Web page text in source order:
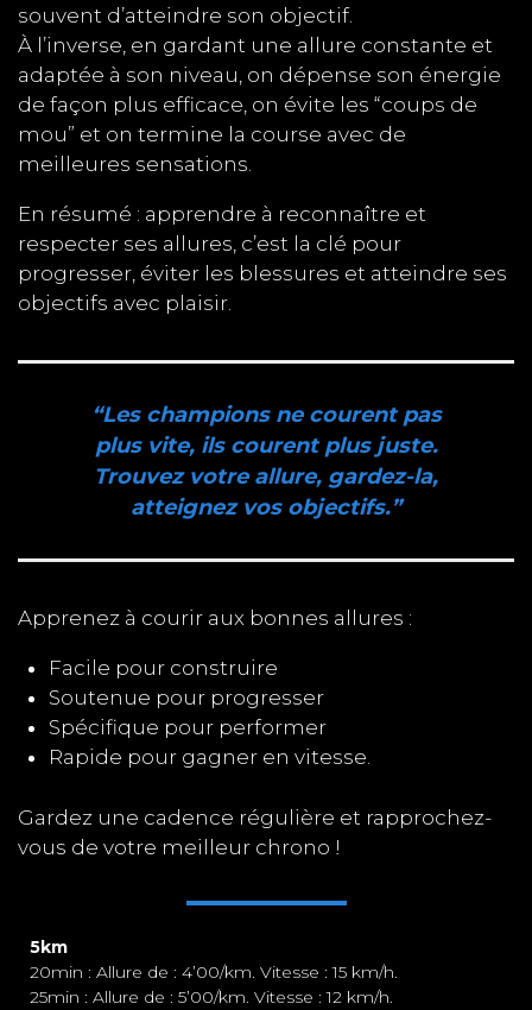
souvent d’atteindre son objectif.
À l’inverse, en gardant une allure constante et
adaptée à son niveau, on dépense son énergie
de façon plus efficace, on évite les “coups de
mou” et on termine la course avec de
meilleures sensations.
En résumé : apprendre à reconnaître et
respecter ses allures, c’est la clé pour
progresser, éviter les blessures et atteindre ses
objectifs avec plaisir.
“Les champions ne courent pas
plus vite, ils courent plus juste.
Trouvez votre allure, gardez-la,
atteignez vos objectifs.”
Apprenez à courir aux bonnes allures :
Facile pour construire
Soutenue pour progresser
Spécifique pour performer
Rapide pour gagner en vitesse.
Gardez une cadence régulière et rapprochez-
vous de votre meilleur chrono !
5km
20min : Allure de : 4’00/km. Vitesse : 15 km/h.
25min : Allure de : 5’00/km. Vitesse : 12 km/h.